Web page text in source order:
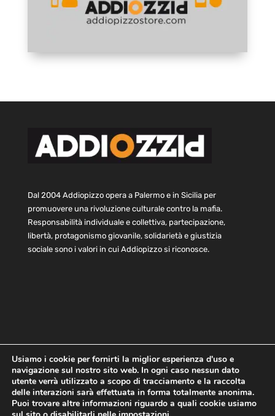
Dal 2004 Addiopizzo opera a Palermo e in Sicilia per
promuovere una rivoluzione culturale contro la mafia.
Responsabilità individuale e collettiva, partecipazione,
libertà, protagonismo giovanile, solidarietà e giustizia
sociale sono i valori in cui Addiopizzo si riconosce.
Home Statuto e bilancio
Contatti
Privacy
Cookie Child Protection Policy
Usiamo i cookie per fornirti la miglior esperienza d'uso e
navigazione sul nostro sito web. In ogni caso nessun dato
utente verrà utilizzato a scopo di tracciamento e la raccolta
delle interazioni sarà effettuata in forma totalmente anonima.
Puoi trovare altre informazioni riguardo a quali cookie usiamo